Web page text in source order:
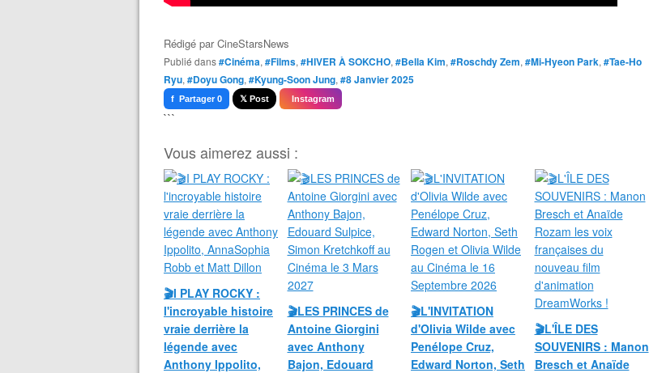
Rédigé parCineStarsNews
Publié dans#Cinéma, #Films, #HIVER À SOKCHO, #Bella Kim, #Roschdy Zem, #Mi-Hyeon Park, #Tae-Ho
Ryu, #Doyu Gong, #Kyung-Soon Jung, #8 Janvier 2025
f Partager 0 𝕏 Post Instagram
```
Vous aimerez aussi :
🎬I PLAY ROCKY :
l'incroyable histoire
vraie derrière la
légende avec
Anthony Ippolito,
🎬LES PRINCES de
Antoine Giorgini
avec Anthony
Bajon, Edouard
🎬L'INVITATION
d'Olivia Wilde avec
Penélope Cruz,
Edward Norton, Seth
🎬L'ÎLE DES
SOUVENIRS : Manon
Bresch et Anaïde